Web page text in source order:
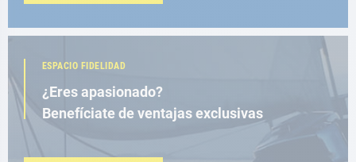
ESPACIO FIDELIDAD
¿Eres apasionado?
Benefíciate de ventajas exclusivas